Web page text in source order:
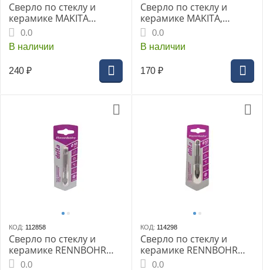
Сверло по стеклу и
керамике MAKITA
8х70мм ц.хв. конус (D-
25155)
0.0
В наличии
240 ₽
Сверло по стеклу и
керамике MAKITA,
3х65мм ц.хв конус (D-
25111)
0.0
В наличии
170 ₽
КОД: 112858
Сверло по стеклу и
керамике RENNBOHR
DUO 10,0мм Delta
0.0
КОД: 114298
Сверло по стеклу и
керамике RENNBOHR
DUO 12,0мм Delta
0.0